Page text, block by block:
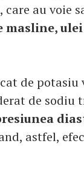
care au voie
masline,
de potasiu
de sodiu
astfel,